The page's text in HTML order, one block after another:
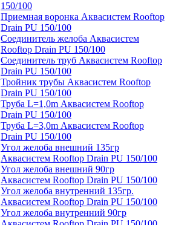
150/100
Приемная воронка Аквасистем Rooftop
Drain PU 150/100
Соединитель желоба Аквасистем
Rooftop Drain PU 150/100
Соединитель труб Аквасистем Rooftop
Drain PU 150/100
Тройник трубы Аквасистем Rooftop
Drain PU 150/100
Труба L=1,0m Аквасистем Rooftop
Drain PU 150/100
Труба L=3,0m Аквасистем Rooftop
Drain PU 150/100
Угол желоба внешний 135гр
Аквасистем Rooftop Drain PU 150/100
Угол желоба внешний 90гр
Аквасистем Rooftop Drain PU 150/100
Угол желоба внутренний 135гр.
Аквасистем Rooftop Drain PU 150/100
Угол желоба внутренний 90гр